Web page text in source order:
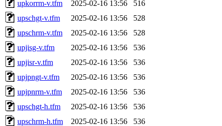
upkorrm-v.tfm
2025-02-16 13:56
516
upschgt-v.tfm
2025-02-16 13:56
528
upschrm-v.tfm
2025-02-16 13:56
528
upjisg-v.tfm
2025-02-16 13:56
536
upjisr-v.tfm
2025-02-16 13:56
536
upjpngt-v.tfm
2025-02-16 13:56
536
upjpnrm-v.tfm
2025-02-16 13:56
536
upschgt-h.tfm
2025-02-16 13:56
536
upschrm-h.tfm
2025-02-16 13:56
536